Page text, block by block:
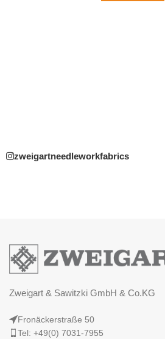
zweigartneedleworkfabrics
Zweigart & Sawitzki GmbH & Co.KG
Fronäckerstraße 50
Tel: +49(0) 7031-7955